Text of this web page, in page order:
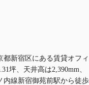
都新宿区にある賃貸オフィ
坪、天井高は2,390mm、
内線新宿御苑前駅から徒歩